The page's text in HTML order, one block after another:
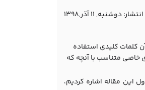
انتشار:دوشنبه, 11 آذر,1398
کلمات کلیدی استفاده
خاصی متناسب با آنچه که
این مقاله اشاره کردیم،